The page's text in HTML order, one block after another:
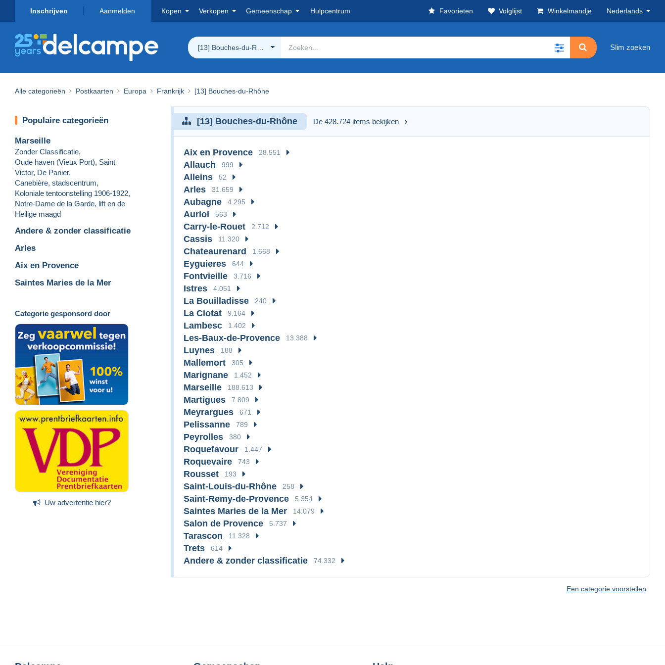
Inschrijven Aanmelden Kopen Verkopen Gemeenschap Hulpcentrum Favorieten Volglijst Winkelmandje Nederlands
[13] Bouches-du-Rhône Slim zoeken
Alle categorieën Postkaarten Europa Frankrijk [13] Bouches-du-Rhône
Populaire categorieën
Marseille
Zonder Classificatie,
Oude haven (Vieux Port), Saint
Victor, De Panier,
Canebière, stadscentrum,
Koloniale tentoonstelling 1906-1922,
Notre-Dame de la Garde, lift en de
Heilige maagd
Andere & zonder classificatie
Arles
Aix en Provence
Saintes Maries de la Mer
Categorie gesponsord door
Uw advertentie hier?
[13] Bouches-du-Rhône De 428.724 items bekijken
Aix en Provence 28.551
Allauch 999
Alleins 52
Arles 31.659
Aubagne 4.295
Auriol 563
Carry-le-Rouet 2.712
Cassis 11.320
Chateaurenard 1.668
Eyguieres 644
Fontvieille 3.716
Istres 4.051
La Bouilladisse 240
La Ciotat 9.164
Lambesc 1.402
Les-Baux-de-Provence 13.388
Luynes 188
Mallemort 305
Marignane 1.452
Marseille 188.613
Martigues 7.809
Meyrargues 671
Pelissanne 789
Peyrolles 380
Roquefavour 1.447
Roquevaire 743
Rousset 193
Saint-Louis-du-Rhône 258
Saint-Remy-de-Provence 5.354
Saintes Maries de la Mer 14.079
Salon de Provence 5.737
Tarascon 11.328
Trets 614
Andere & zonder classificatie 74.332
Een categorie voorstellen